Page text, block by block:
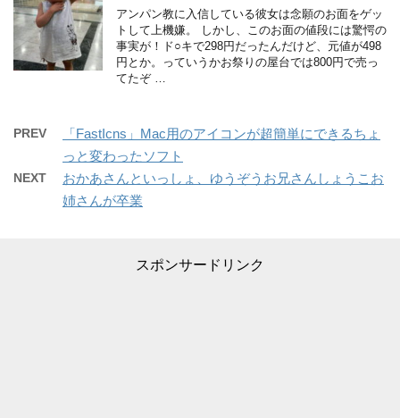
アンパン教に入信している彼女は念願のお面をゲッ
トして上機嫌。 しかし、このお面の値段には驚愕の
事実が！ド○キで298円だったんだけど、元値が498
円とか。っていうかお祭りの屋台では800円で売っ
てたぞ …
PREV
「FastIcns」Mac用のアイコンが超簡単にできるちょ
っと変わったソフト
NEXT
おかあさんといっしょ、ゆうぞうお兄さんしょうこお
姉さんが卒業
スポンサードリンク